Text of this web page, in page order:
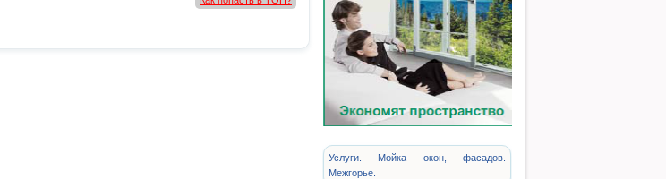
Услуги. Мойка окон, фасадов.
Межгорье.